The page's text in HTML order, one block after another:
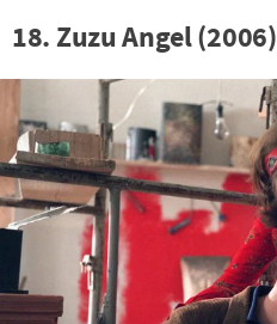
18. Zuzu Angel (2006)